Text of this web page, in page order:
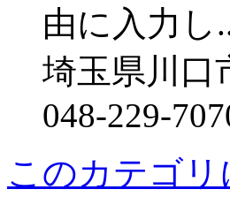
由に入力
埼玉県川口
048-229-
このカテゴ